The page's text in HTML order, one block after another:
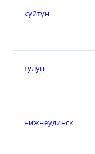
куйтун
тулун
нижнеудинск